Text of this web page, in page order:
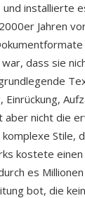
installierte
Jahren
dass sie
nicht die
Stile,
kostete
es
bot, die